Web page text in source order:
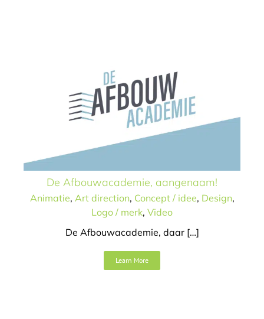
De Afbouwacademie, aangenaam!
Animatie, Art direction, Concept / idee, Design,
Logo / merk, Video
De Afbouwacademie, daar […]
Learn More
Make It Jazz
Art direction Campagne Concept / idee Design
Logo /
Tekst Website